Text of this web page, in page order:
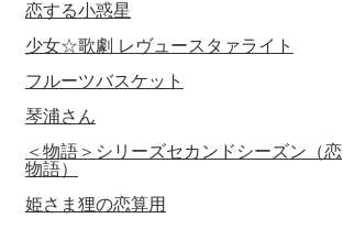
恋する小惑星
少女☆歌劇 レヴュースタァライト
フルーツバスケット
琴浦さん
＜物語＞シリーズセカンドシーズン（恋
物語）
姫さま狸の恋算用